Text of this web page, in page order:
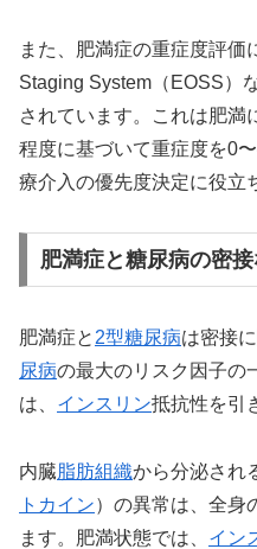
また、肥満症の重症度評価
Staging System（EOSS）
されています。これは肥満
程度に基づいて重症度を0
療介入の優先度決定に役立
肥満症と糖尿病の密
肥満症と 2型糖尿病は密接
尿病の最大のリスク因子の
は、 インスリン抵抗性を引
内臓 脂肪組織から分泌され
トカイン）の異常は、全身
ます。肥満状態では、 イン